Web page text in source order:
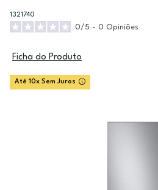
1321740
0/5 - 0 Opiniões
Ficha do Produto
Até 10x Sem Juros